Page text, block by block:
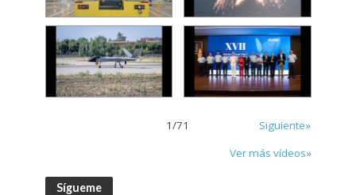
1/71
Siguiente»
Ver más vídeos»
Sígueme